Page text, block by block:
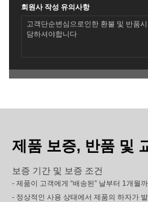
회원사 작성 유의사항
고객단순변심으로인한 환불 및 반품
담하셔야합니다
제품 보증, 반품 및
보증 기간 및 보증 조건
- 제품이 고객에게 “배송된” 날부터 1개월
- 정상적인 사용 상태에서 제품의 하자가